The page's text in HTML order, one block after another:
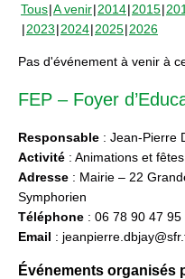
Tous A venir 2014 2015
2023 2024 2025 2026
Pas d'événement à venir à
FEP – Foyer
Responsable : Jean-Pierre
Activité : Animations et
Adresse : Mairie – 22
Symphorien
Téléphone : 06 78 90 47 95
Email :
Événements organisés